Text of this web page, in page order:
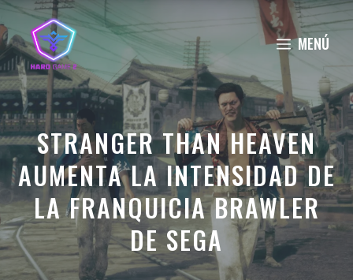
Saltar
al
contenido
MENÚ
STRANGER THAN HEAVEN
AUMENTA LA INTENSIDAD DE
LA FRANQUICIA BRAWLER
DE SEGA